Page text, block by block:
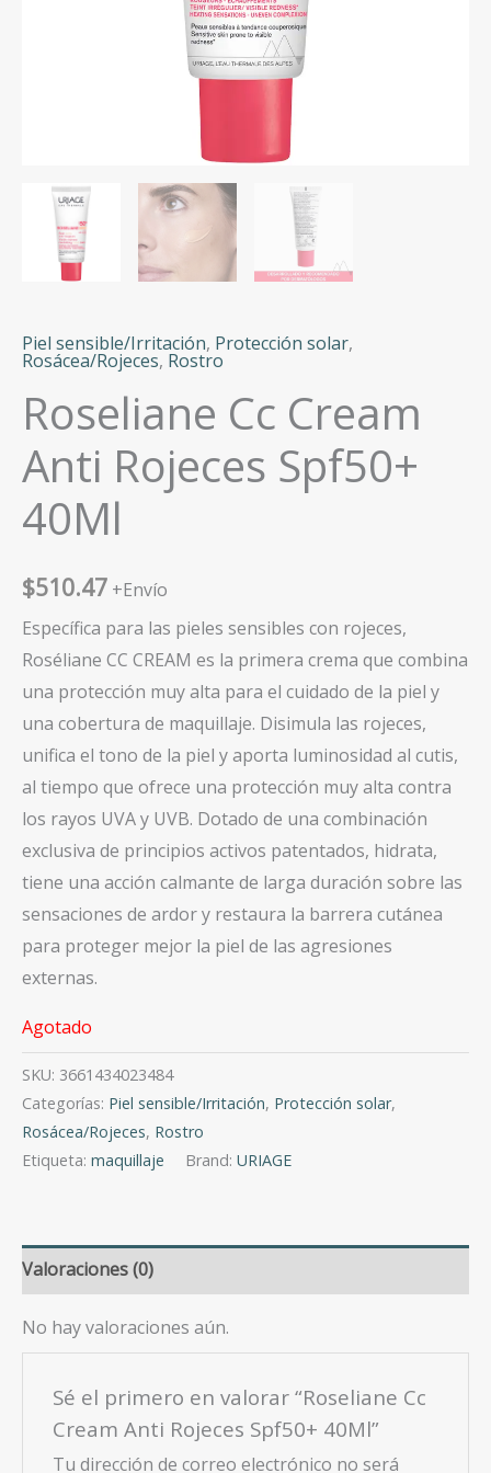
Piel sensible/Irritación, Protección solar,
Rosácea/Rojeces, Rostro
Roseliane Cc Cream
Anti Rojeces Spf50+
40Ml
$510.47 +Envío
Específica para las pieles sensibles con rojeces,
Roséliane CC CREAM es la primera crema que combina
una protección muy alta para el cuidado de la piel y
una cobertura de maquillaje. Disimula las rojeces,
unifica el tono de la piel y aporta luminosidad al cutis,
al tiempo que ofrece una protección muy alta contra
los rayos UVA y UVB. Dotado de una combinación
exclusiva de principios activos patentados, hidrata,
tiene una acción calmante de larga duración sobre las
sensaciones de ardor y restaura la barrera cutánea
para proteger mejor la piel de las agresiones
externas.
Agotado
SKU: 3661434023484
Categorías: Piel sensible/Irritación, Protección solar,
Rosácea/Rojeces, Rostro
Etiqueta: maquillaje Brand: URIAGE
Valoraciones (0)
No hay valoraciones aún.
Sé el primero en valorar “Roseliane Cc
Cream Anti Rojeces Spf50+ 40Ml”
Tu dirección de correo electrónico no será